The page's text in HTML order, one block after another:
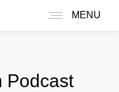
MENU
Podcast